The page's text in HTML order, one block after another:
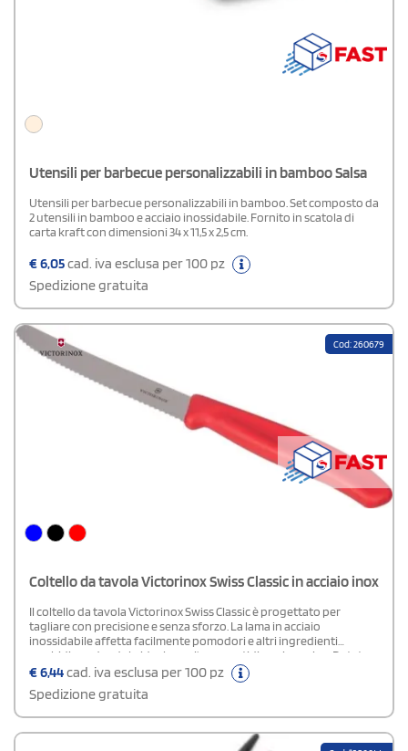
Utensili per barbecue personalizzabili in bamboo Salsa
Utensili per barbecue personalizzabili in bamboo. Set composto da
2 utensili in bamboo e acciaio inossidabile. Fornito in scatola di
carta kraft con dimensioni 34 x 11,5 x 2,5 cm.
€6,05cad. iva esclusa per 100 pz
Spedizione gratuita
Cod: 260679
Coltello da tavola Victorinox Swiss Classic in acciaio inox
Il coltello da tavola Victorinox Swiss Classic è progettato per
tagliare con precisione e senza sforzo. La lama in acciaio
inossidabile affetta facilmente pomodori e altri ingredienti
morbidi, rendendolo ideale per l'uso quotidiano in cucina. Dotato
di una lama resistente e di un manico ergonomico, offre una presa
comoda e sicura. Victorinox è celebre in tutto il mondo per la
qualità dei suoi coltelli svizzeri e questo coltello riflette la stessa
affidabilità e precisione, garantendo prestazioni elevate in cucina.
€6,44cad. iva esclusa per 100 pz
Spedizione gratuita